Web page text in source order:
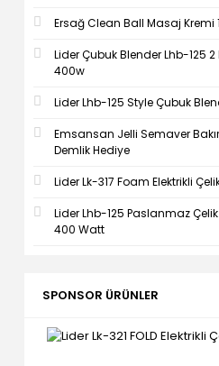
Ersağ Clean Ball Masaj Kremi
Lider Çubuk Blender Lhb-125
400w
Lider Lhb-125 Style Çubuk
Emsansan Jelli Semaver
Demlik Hediye
Lider Lk-317 Foam Elektrikli
Lider Lhb-125 Paslanmaz
400 Watt
SPONSOR ÜRÜNLER